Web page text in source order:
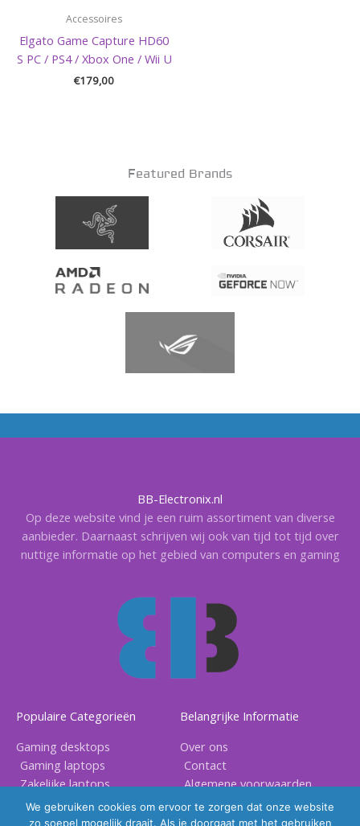
Accessoires
Elgato Game Capture HD60
S PC / PS4 / Xbox One / Wii U
€179,00
Featured Brands
BB-Electronix.nl
Op deze website vind je een ruim assortiment van diverse
aanbieder. Daarnaast schrijven wij ook van tijd tot tijd over
nuttige informatie op het gebied van computers en gaming
Populaire Categorieën
Gaming desktops
Gaming laptops
Zakelijke laptops
Gaming accessoires
Belangrijke Informatie
Over ons
Contact
Algemene voorwaarden
Privacy voorwaarden
We gebruiken cookies om ervoor te zorgen dat onze website
zo soepel mogelijk draait. Als je doorgaat met het gebruiken